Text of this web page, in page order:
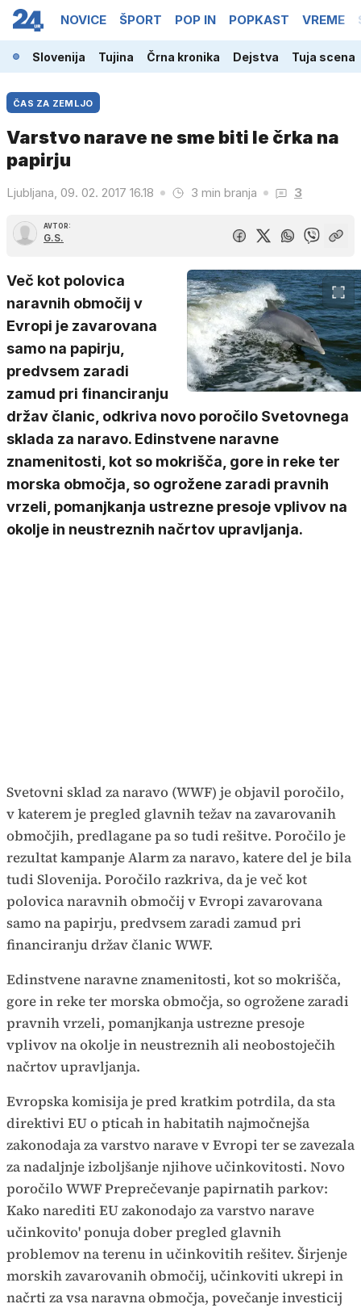
NOVICE ŠPORT POP IN POPKAST VREME
Slovenija Tujina Črna kronika Dejstva Tuja scena
ČAS ZA ZEMLJO
Varstvo narave ne sme biti le črka na
papirju
Ljubljana, 09. 02. 2017 16.18 3 min branja 3
AVTOR:
G.S.
Več kot polovica
naravnih območij v
Evropi je zavarovana
samo na papirju,
predvsem zaradi
zamud pri financiranju
držav članic, odkriva novo poročilo Svetovnega
sklada za naravo. Edinstvene naravne
znamenitosti, kot so mokrišča, gore in reke ter
morska območja, so ogrožene zaradi pravnih
vrzeli, pomanjkanja ustrezne presoje vplivov na
okolje in neustreznih načrtov upravljanja.
Svetovni sklad za naravo (WWF) je objavil poročilo,
v katerem je pregled glavnih težav na zavarovanih
območjih, predlagane pa so tudi rešitve. Poročilo je
rezultat kampanje Alarm za naravo, katere del je bila
tudi Slovenija. Poročilo razkriva, da je več kot
polovica naravnih območij v Evropi zavarovana
samo na papirju, predvsem zaradi zamud pri
financiranju držav članic WWF.
Edinstvene naravne znamenitosti, kot so mokrišča,
gore in reke ter morska območja, so ogrožene zaradi
pravnih vrzeli, pomanjkanja ustrezne presoje
vplivov na okolje in neustreznih ali neobostoječih
načrtov upravljanja.
Evropska komisija je pred kratkim potrdila, da sta
direktivi EU o pticah in habitatih najmočnejša
zakonodaja za varstvo narave v Evropi ter se zavezala
za nadaljnje izboljšanje njihove učinkovitosti. Novo
poročilo WWF Preprečevanje papirnatih parkov:
Kako narediti EU zakonodajo za varstvo narave
učinkovito' ponuja dober pregled glavnih
problemov na terenu in učinkovitih rešitev. Širjenje
morskih zavarovanih območij, učinkoviti ukrepi in
načrti za vsa naravna območja, povečanje investicij